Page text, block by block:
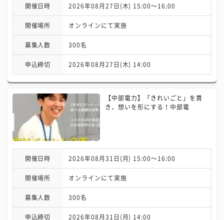
開催日時 2026年08月27日(木) 15:00〜16:00
開催場所 オンラインにて実施
募集人数 300名
申込締切 2026年08月27日(木) 14:00
【中部電力】「きれいごと」を貫
き、想いを形にする！中部電
開催日時 2026年08月31日(月) 15:00〜16:00
開催場所 オンラインにて実施
募集人数 300名
申込締切 2026年08月31日(月) 14:00